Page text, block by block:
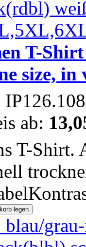
T-
size, in
ab:
T-Shirt.